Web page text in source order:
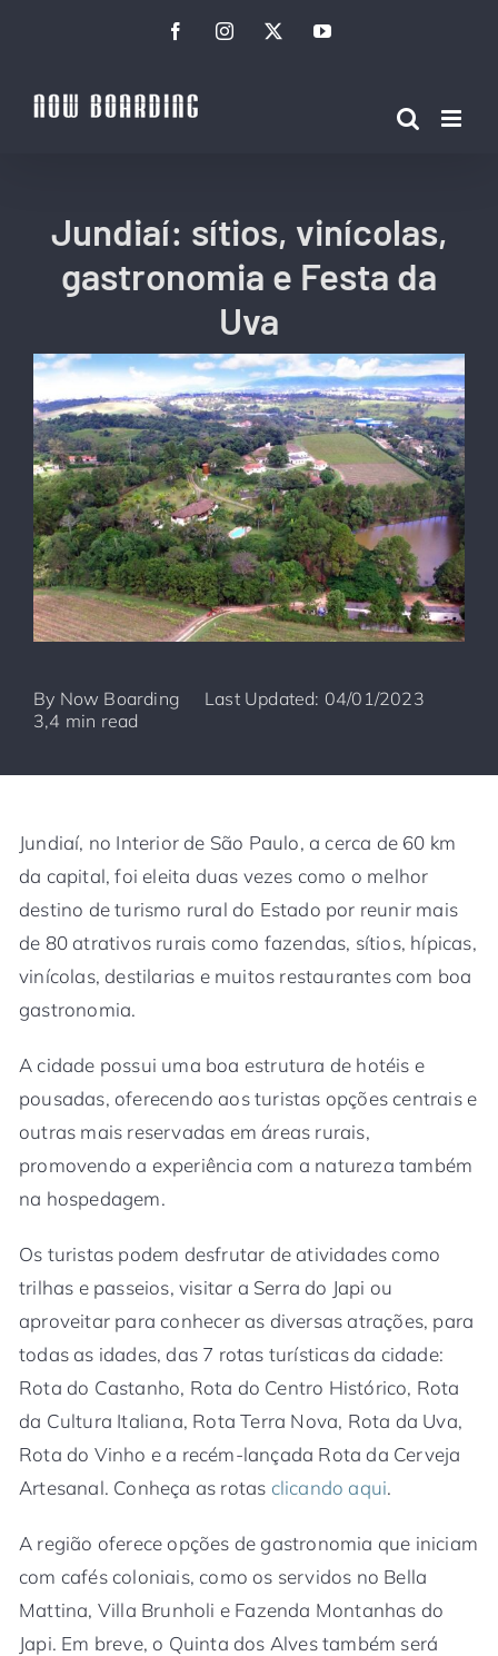
conteúdo
FacebookInstagramTwitterYouTube
Jundiaí: sítios, vinícolas,
gastronomia e Festa da
Uva
By Now Boarding
Last Updated: 04/01/2023
3,4 min read
Jundiaí, no Interior de São Paulo, a cerca de 60 km
da capital, foi eleita duas vezes como o melhor
destino de turismo rural do Estado por reunir mais
de 80 atrativos rurais como fazendas, sítios, hípicas,
vinícolas, destilarias e muitos restaurantes com boa
gastronomia.
A cidade possui uma boa estrutura de hotéis e
pousadas, oferecendo aos turistas opções centrais e
outras mais reservadas em áreas rurais,
promovendo a experiência com a natureza também
na hospedagem.
Os turistas podem desfrutar de atividades como
trilhas e passeios, visitar a Serra do Japi ou
aproveitar para conhecer as diversas atrações, para
todas as idades, das 7 rotas turísticas da cidade:
Rota do Castanho, Rota do Centro Histórico, Rota
da Cultura Italiana, Rota Terra Nova, Rota da Uva,
Rota do Vinho e a recém-lançada Rota da Cerveja
Artesanal. Conheça as rotas clicando aqui.
A região oferece opções de gastronomia que iniciam
com cafés coloniais, como os servidos no Bella
Mattina, Villa Brunholi e Fazenda Montanhas do
Japi. Em breve, o Quinta dos Alves também será